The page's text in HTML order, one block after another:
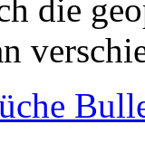
die